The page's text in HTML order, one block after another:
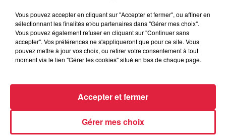
Vous pouvez accepter en cliquant sur "Accepter et fermer", ou affiner en
sélectionnant les finalités et/ou partenaires dans "Gérer mes choix".
Vous pouvez également refuser en cliquant sur "Continuer sans
accepter". Vos préférences ne s'appliqueront que pour ce site. Vous
pouvez mettre à jour vos choix, ou retirer votre consentement à tout
moment via le lien "Gérer les cookies" situé en bas de chaque page.
Gérer mes choix
Accepter et fermer